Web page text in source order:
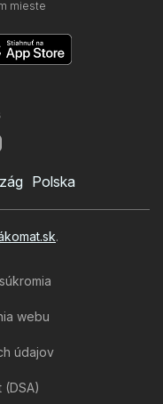
mieste
Polska
.
webu
údajov
(DSA)